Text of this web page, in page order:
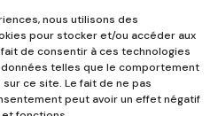
nous utilisons des
pour stocker et/ou accéder aux
de consentir à ces technologies
telles que le comportement
ce site. Le fait de ne pas
peut avoir un effet négatif